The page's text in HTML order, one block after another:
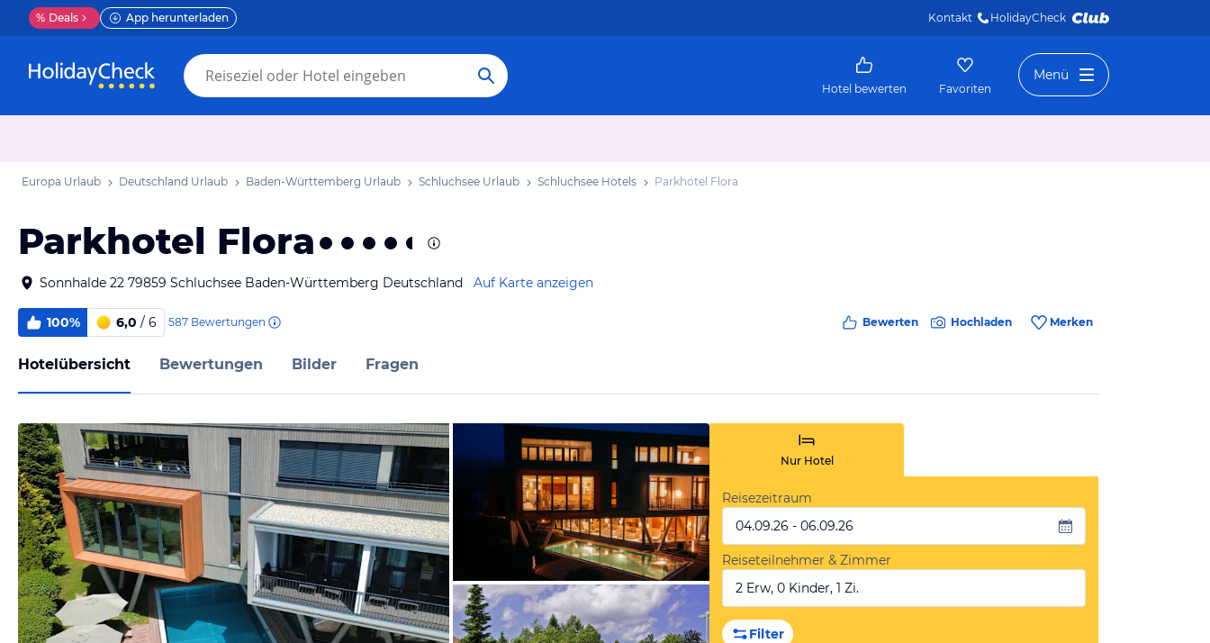
% Deals App herunterladen Kontakt HolidayCheck
Hotel bewerten Favoriten
Menü
Europa Urlaub Deutschland Urlaub Baden-Württemberg Urlaub Schluchsee Urlaub Schluchsee Hotels Parkhotel Flora
Parkhotel Flora
Sonnhalde 22 79859 Schluchsee Baden-Württemberg Deutschland Auf Karte anzeigen
100% 6,0 / 6 587 Bewertungen Bewerten Hochladen Merken
Hotelübersicht Bewertungen Bilder Fragen
vom Hotelier, Dezember 2025
Nur Hotel
Reisezeitraum
04.09.26 - 06.09.26
Reiseteilnehmer & Zimmer
2 Erw, 0 Kinder, 1 Zi.
Filter